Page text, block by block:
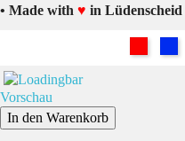
• Made with ♥ in Lüdenscheid
Vorschau
In den Warenkorb